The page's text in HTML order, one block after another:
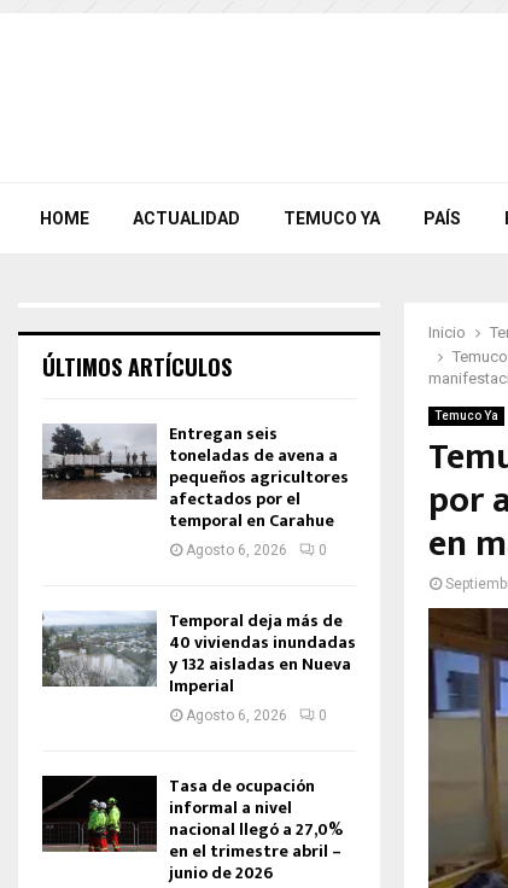
HOME ACTUALIDAD TEMUCO YA PAÍS
Inicio
Temuco Ya
por
en
ÚLTIMOS ARTÍCULOS
Entregan seis
toneladas de avena a
pequeños agricultores
afectados por el
temporal en Carahue
Agosto 6, 2026 0
Temporal deja más de
40 viviendas inundadas
y 132 aisladas en Nueva
Imperial
Agosto 6, 2026 0
Tasa de ocupación
informal a nivel
nacional llegó a 27,0%
en el trimestre abril –
junio de 2026